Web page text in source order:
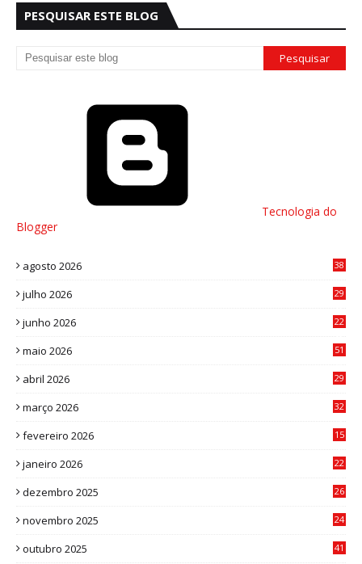
PESQUISAR ESTE BLOG
Tecnologia do
Blogger
agosto 2026 38
julho 2026
29
junho 2026
22
maio 2026
51
abril 2026
29
março 2026
32
fevereiro 2026
15
janeiro 2026
22
dezembro 2025
26
novembro 2025
24
outubro 2025
41